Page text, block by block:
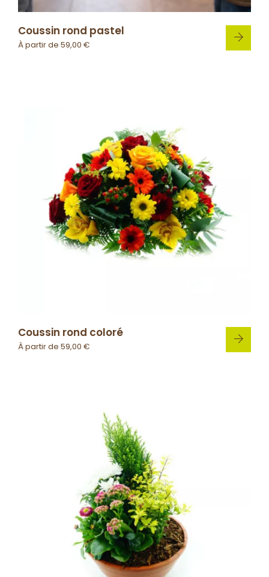
Coussin rond pastel
À partir de 59,00 €
Coussin rond coloré
À partir de 59,00 €